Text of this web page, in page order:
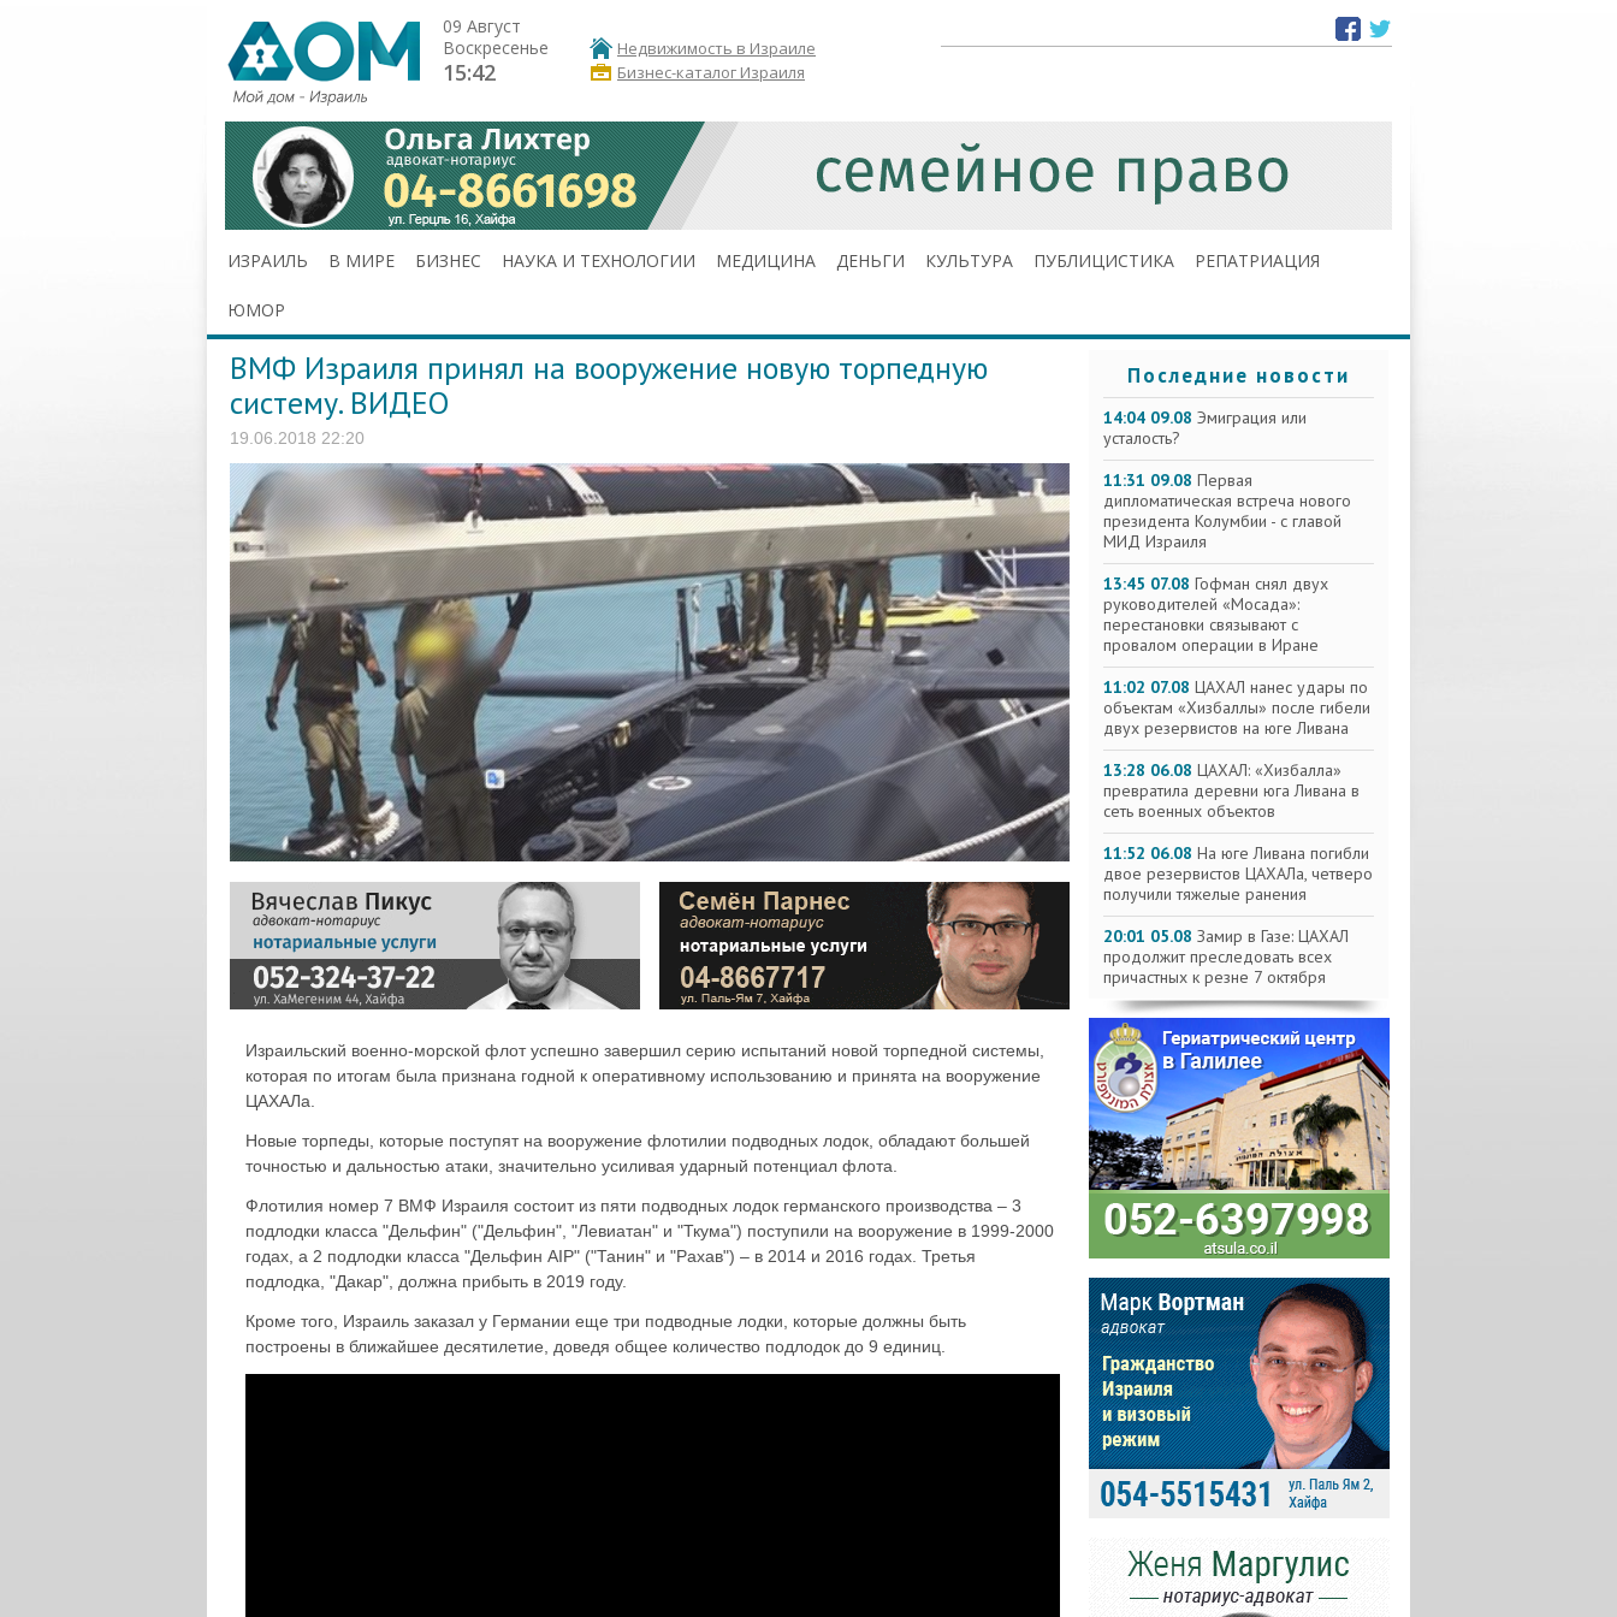
09 Август
Воскресенье
15:42
Недвижимость в Израиле
Бизнес-каталог Израиля
ИЗРАИЛЬ В МИРЕ БИЗНЕС НАУКА И ТЕХНОЛОГИИ МЕДИЦИНА ДЕНЬГИ КУЛЬТУРА ПУБЛИЦИСТИКА РЕПАТРИАЦИЯ
ЮМОР
ВМФ Израиля принял на вооружение новую торпедную
систему. ВИДЕО
19.06.2018 22:20
Израильский военно-морской флот успешно завершил серию испытаний новой торпедной системы,
которая по итогам была признана годной к оперативному использованию и принята на вооружение
ЦАХАЛа.
Новые торпеды, которые поступят на вооружение флотилии подводных лодок, обладают большей
точностью и дальностью атаки, значительно усиливая ударный потенциал флота.
Флотилия номер 7 ВМФ Израиля состоит из пяти подводных лодок германского производства – 3
подлодки класса "Дельфин" ("Дельфин", "Левиатан" и "Ткума") поступили на вооружение в 1999-2000
годах, а 2 подлодки класса "Дельфин AIP" ("Танин" и "Рахав") – в 2014 и 2016 годах. Третья
подлодка, "Дакар", должна прибыть в 2019 году.
Кроме того, Израиль заказал у Германии еще три подводные лодки, которые должны быть
построены в ближайшее десятилетие, доведя общее количество подлодок до 9 единиц.
Последние новости
14:04 09.08 Эмиграция или
усталость?
11:31 09.08 Первая
дипломатическая встреча нового
президента Колумбии - с главой
МИД Израиля
13:45 07.08 Гофман снял двух
руководителей «Мосада»:
перестановки связывают с
провалом операции в Иране
11:02 07.08 ЦАХАЛ нанес удары по
объектам «Хизбаллы» после гибели
двух резервистов на юге Ливана
13:28 06.08 ЦАХАЛ: «Хизбалла»
превратила деревни юга Ливана в
сеть военных объектов
11:52 06.08 На юге Ливана погибли
двое резервистов ЦАХАЛа, четверо
получили тяжелые ранения
20:01 05.08 Замир в Газе: ЦАХАЛ
продолжит преследовать всех
причастных к резне 7 октября